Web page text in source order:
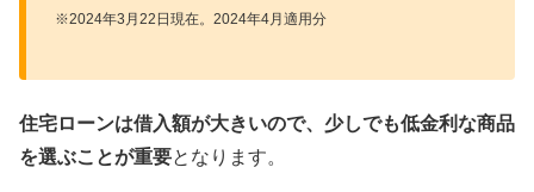
※2024年3月22日現在。2024年4月適用分
住宅ローンは借入額が大きいので、少しでも低金利な商品
を選ぶことが重要となります。